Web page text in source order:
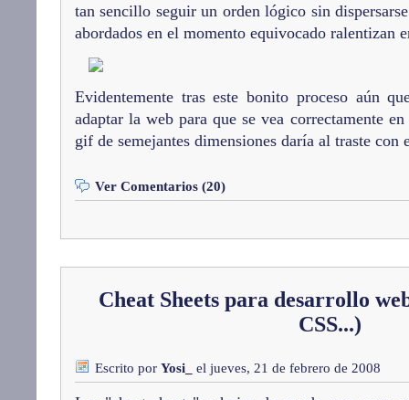
tan sencillo seguir un orden lógico sin
abordados en el momento equivocado ralentizan
Evidentemente tras este bonito proceso aún
adaptar la web para que se vea correctamente
gif de semejantes dimensiones daría al traste
Ver Comentarios (20)
Cheat Sheets para desarrollo
CSS...)
Escrito por Yosi_ el jueves, 21 de febrero de 2008